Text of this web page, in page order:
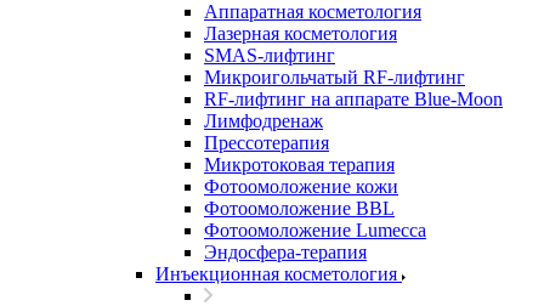
Аппаратная косметология
Лазерная косметология
SMAS-лифтинг
Микроигольчатый RF-лифтинг
RF-лифтинг на аппарате Blue-Moon
Лимфодренаж
Прессотерапия
Микротоковая терапия
Фотоомоложение кожи
Фотоомоложение BBL
Фотоомоложение Lumecca
Эндосфера-терапия
Инъекционная косметология